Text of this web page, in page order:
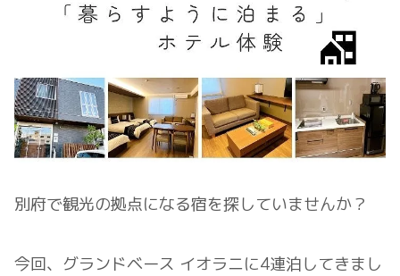
別府で観光の拠点になる宿を探していませんか？
今回、グランドベース イオラニに4連泊してきまし